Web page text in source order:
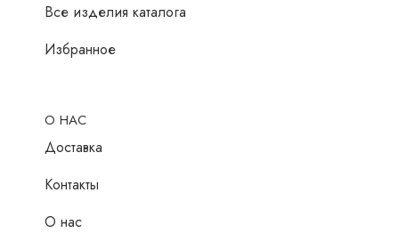
Все изделия каталога
Избранное
О НАС
Доставка
Контакты
О нас